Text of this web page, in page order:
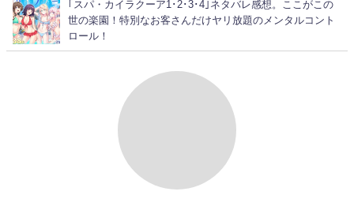
｢スパ・カイラクーア1･2･3･4｣ネタバレ感想。ここがこの
世の楽園！特別なお客さんだけヤリ放題のメンタルコント
ロール！